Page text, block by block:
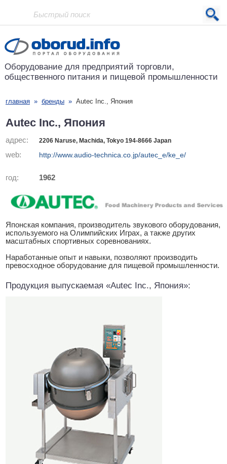
Проект основан в 2001 году
Оборудование для предприятий торговли,
общественного питания и пищевой промышленности
главная » бренды » Autec Inc., Япония
Autec Inc., Япония
адрес: 2206 Naruse, Machida, Tokyo 194-8666 Japan
web: http://www.audio-technica.co.jp/autec_e/ke_e/
год: 1962
Японская компания, производитель звукового оборудования,
используемого на Олимпийских Играх, а также других
масштабных спортивных соревнованиях.
Наработанные опыт и навыки, позволяют производить
превосходное оборудование для пищевой промышленности.
Продукция выпускаемая «Autec Inc., Япония»: